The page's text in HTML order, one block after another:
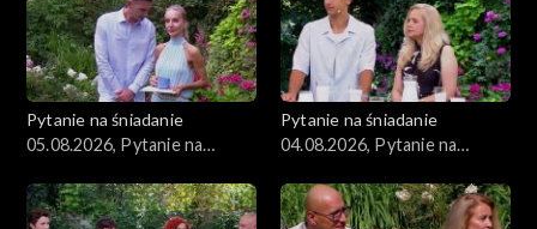
Uroda
Moda
Materiały
Odcinki
Pytanie na śniadanie
05.08.2026, Pytanie na
Pytanie na śniadanie
04.08.2026, Pytanie na